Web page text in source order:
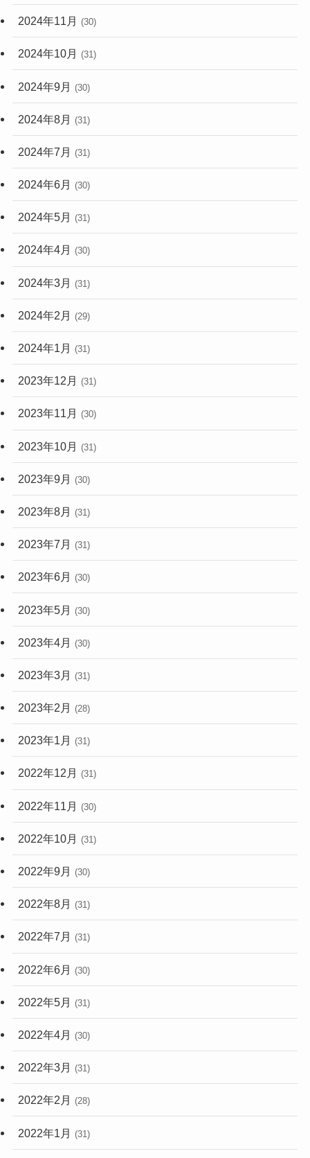
2024年11月 (30)
2024年10月 (31)
2024年9月 (30)
2024年8月 (31)
2024年7月 (31)
2024年6月 (30)
2024年5月 (31)
2024年4月 (30)
2024年3月 (31)
2024年2月 (29)
2024年1月 (31)
2023年12月 (31)
2023年11月 (30)
2023年10月 (31)
2023年9月 (30)
2023年8月 (31)
2023年7月 (31)
2023年6月 (30)
2023年5月 (30)
2023年4月 (30)
2023年3月 (31)
2023年2月 (28)
2023年1月 (31)
2022年12月 (31)
2022年11月 (30)
2022年10月 (31)
2022年9月 (30)
2022年8月 (31)
2022年7月 (31)
2022年6月 (30)
2022年5月 (31)
2022年4月 (30)
2022年3月 (31)
2022年2月 (28)
2022年1月 (31)